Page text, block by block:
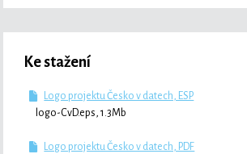
Ke stažení
Logo projektu Česko v datech, ESP
logo-CvD.eps, 1.3Mb
Logo projektu Česko v datech, PDF